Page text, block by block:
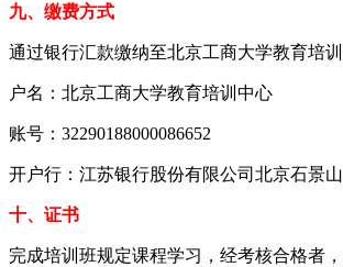
九、缴费方式
通过银行汇款缴纳至北京工商大学教育培
户名：北京工商大学教育培训中心
账号：32290188000086652
开户行：江苏银行股份有限公司北京石景
十、证书
完成培训班规定课程学习，经考核合格者